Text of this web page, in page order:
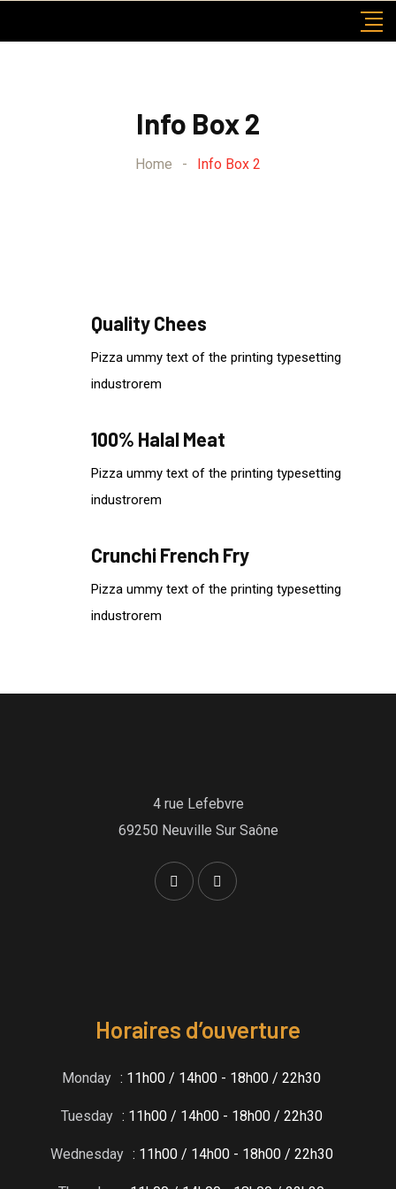
Info Box 2
Home - Info Box 2
Quality Chees
Pizza ummy text of the printing typesetting
industrorem
100% Halal Meat
Pizza ummy text of the printing typesetting
industrorem
Crunchi French Fry
Pizza ummy text of the printing typesetting
industrorem
4 rue Lefebvre
69250 Neuville Sur Saône
Horaires d’ouverture
Monday : 11h00 / 14h00 - 18h00 / 22h30
Tuesday : 11h00 / 14h00 - 18h00 / 22h30
Wednesday : 11h00 / 14h00 - 18h00 / 22h30